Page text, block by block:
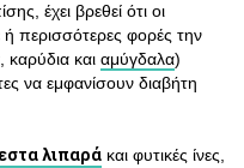
έχει βρεθεί ότι οι
περισσότερες φορές την
και αμύγδαλα)
να εμφανίσουν διαβήτη
λιπαρά και φυτικές ίνες,